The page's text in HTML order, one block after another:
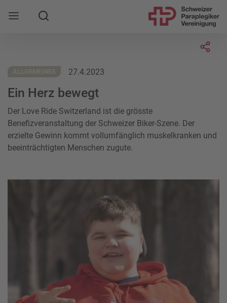
Mobile Navigation öffnen
Suche
ALLGEMEINES 27.4.2023
Ein Herz bewegt
Der Love Ride Switzerland ist die grösste
Benefizveranstaltung der Schweizer Biker-Szene. Der
erzielte Gewinn kommt vollumfänglich muskelkranken und
beeinträchtigten Menschen zugute.